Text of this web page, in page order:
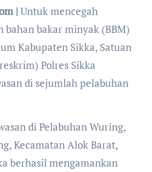
| Untuk mencegah
bahan bakar minyak (BBM)
Kabupaten Sikka, Satuan
Polres Sikka
di sejumlah pelabuhan
di Pelabuhan Wuring,
Kecamatan Alok Barat,
berhasil mengamankan